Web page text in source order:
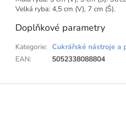
Velká ryba: 4,5 cm (V), 7 cm (Š).
Doplňkové parametry
Kategorie: Cukrářské nástroje a
EAN: 5052338088804
Z